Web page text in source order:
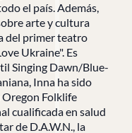
el país. Además,
arte y cultura
del primer teatro
Ukraine". Es
Singing Dawn/Blue-
Inna ha sido
Oregon Folklife
cualificada en salud
de D.A.W.N., la